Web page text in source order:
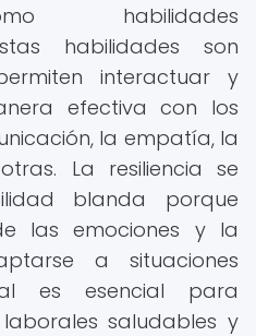
habilidades
habilidades son
interactuar y
efectiva con los
la empatía, la
La resiliencia se
blanda porque
las emociones y la
a situaciones
es esencial para
saludables y